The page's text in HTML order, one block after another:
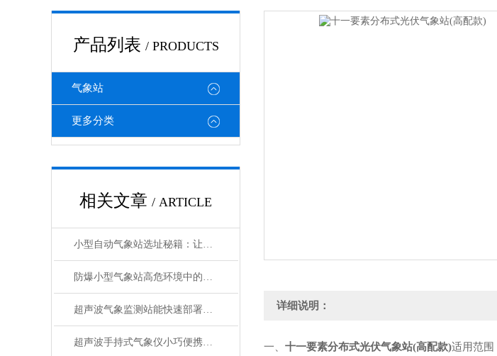
产品列表 / PRODUCTS
气象站
更多分类
相关文章 / ARTICLE
小型自动气象站选址秘籍：让数据精准“扎根”
防爆小型气象站高危环境中的安全气象守护者
超声波气象监测站能快速部署的智慧气象设备
超声波手持式气象仪小巧便携的“气象小能手”
详细说明：
一、 十一要素分布式光伏气象站(高配款)适用范围